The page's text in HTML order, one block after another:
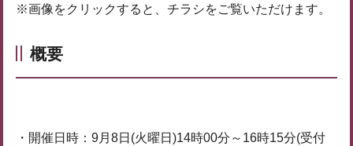
※画像をクリックすると、チラシをご覧いただけます。
概要
・開催日時：9月8日(火曜日)14時00分～16時15分(受付